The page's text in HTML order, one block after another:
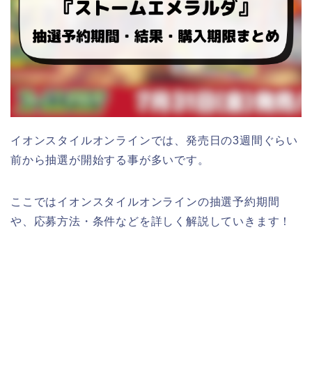
イオンスタイルオンラインでは、発売日の3週間ぐらい
前から抽選が開始する事が多いです。
ここではイオンスタイルオンラインの抽選予約期間
や、応募方法・条件などを詳しく解説していきます！